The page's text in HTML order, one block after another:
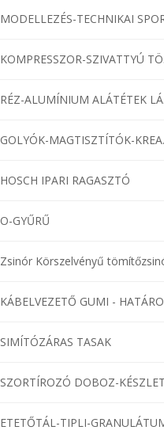
HOSCH IPARI RAGASZTÓ
O-GYŰRŰ
SIMÍTÓZÁRAS TASAK
SZORTÍROZÓ DOBOZ-KÉSZLET
ETETŐTÁL-TIPLI-